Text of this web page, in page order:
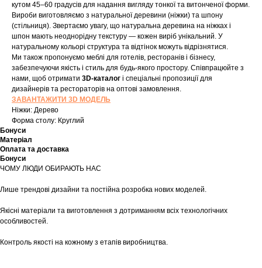
кутом 45–60 градусів для надання вигляду тонкої та витонченої форми.
Вироби виготовляємо з натуральної деревини (ніжки) та шпону
(стільниця). Звертаємо увагу, що натуральна деревина на ніжках і
шпон мають неоднорідну текстуру — кожен виріб унікальний. У
натуральному кольорі структура та відтінок можуть відрізнятися.
Ми також пропонуємо меблі для готелів, ресторанів і бізнесу,
забезпечуючи якість і стиль для будь-якого простору. Співпрацюйте з
нами, щоб отримати 3D-каталог і спеціальні пропозиції для
дизайнерів та рестораторів на оптові замовлення.
ЗАВАНТАЖИТИ 3D МОДЕЛЬ
Ніжки: Дерево
Форма столу: Круглий
Бонуси
Матеріал
Оплата та доставка
Бонуси
ЧОМУ ЛЮДИ ОБИРАЮТЬ НАС
Лише трендові дизайни та постійна розробка нових моделей.
Якісні матеріали та виготовлення з дотриманням всіх технологічних
особливостей.
Контроль якості на кожному з етапів виробництва.